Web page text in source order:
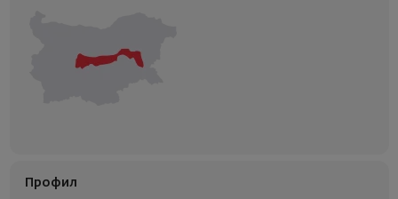
Профил